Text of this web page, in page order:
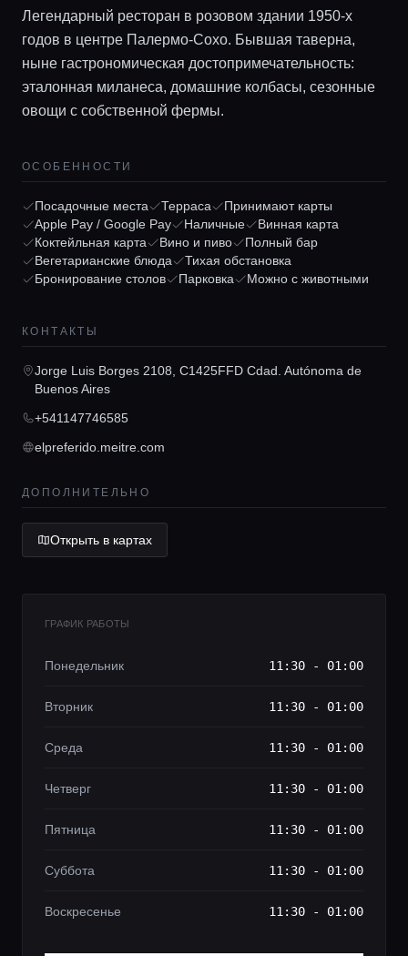
Главная
Локации
Гиды
Консьерж сервис
Lifestyle журнал
Легендарный ресторан в розовом здании 1950-х
годов в центре Палермо-Сохо. Бывшая таверна,
ныне гастрономическая достопримечательность:
эталонная миланеса, домашние колбасы, сезонные
овощи с собственной фермы.
ОСОБЕННОСТИ
Посадочные места Терраса
Принимают карты
Apple Pay / Google Pay
Наличные
Винная карта
Коктейльная карта
Вино и пиво
Полный бар
Вегетарианские блюда
Тихая обстановка
Бронирование столов
Парковка Можно с животными
КОНТАКТЫ
Jorge Luis Borges 2108, C1425FFD Cdad. Autónoma de
Buenos Aires
+541147746585
elpreferido.meitre.com
ДОПОЛНИТЕЛЬНО
Открыть в картах
ГРАФИК РАБОТЫ
Понедельник 11:30 - 01:00
Вторник 11:30 - 01:00
Среда 11:30 - 01:00
Четверг 11:30 - 01:00
Пятница 11:30 - 01:00
Суббота 11:30 - 01:00
Воскресенье 11:30 - 01:00